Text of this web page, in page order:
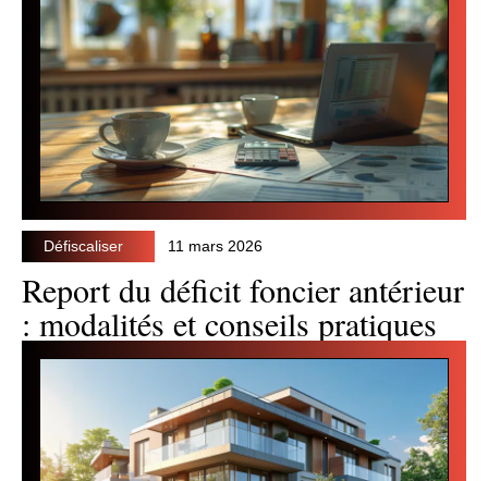
Défiscaliser 11 mars 2026
Report du déficit foncier antérieur
: modalités et conseils pratiques